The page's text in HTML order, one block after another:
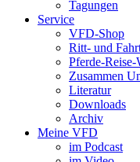
Tagungen
Service
VFD-Shop
Ritt- und
Pferde-Reise-
Zusammen
Literatur
Downloads
Archiv
Meine VFD
im Podcast